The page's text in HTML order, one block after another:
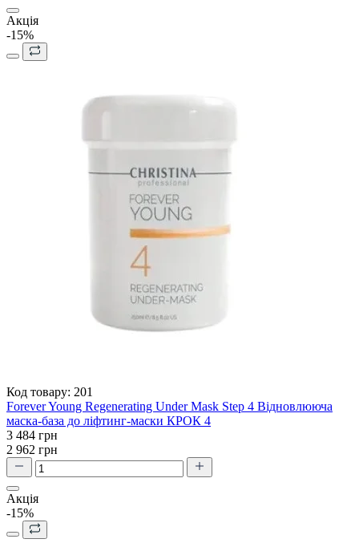
Акція
-15%
Код товару: 201
Forever Young Regenerating Under Mask Step 4 Відновлююча
маска-база до ліфтинг-маски КРОК 4
3 484 грн
2 962 грн
Акція
-15%